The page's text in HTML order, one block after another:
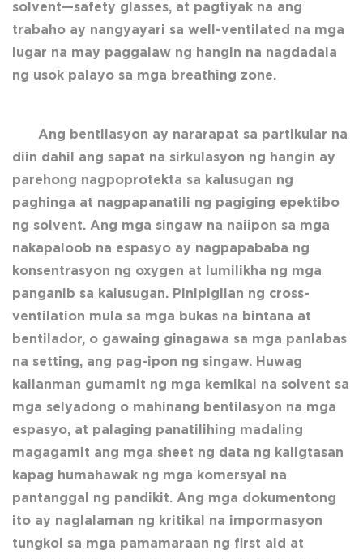
solvent—safety glasses, at pagtiyak na ang
trabaho ay nangyayari sa well-ventilated na mga
lugar na may paggalaw ng hangin na nagdadala
ng usok palayo sa mga breathing zone.
Ang bentilasyon ay nararapat sa partikular na
diin dahil ang sapat na sirkulasyon ng hangin ay
parehong nagpoprotekta sa kalusugan ng
paghinga at nagpapanatili ng pagiging epektibo
ng solvent. Ang mga singaw na naiipon sa mga
nakapaloob na espasyo ay nagpapababa ng
konsentrasyon ng oxygen at lumilikha ng mga
panganib sa kalusugan. Pinipigilan ng cross-
ventilation mula sa mga bukas na bintana at
bentilador, o gawaing ginagawa sa mga panlabas
na setting, ang pag-ipon ng singaw. Huwag
kailanman gumamit ng mga kemikal na solvent sa
mga selyadong o mahinang bentilasyon na mga
espasyo, at palaging panatilihing madaling
magagamit ang mga sheet ng data ng kaligtasan
kapag humahawak ng mga komersyal na
pantanggal ng pandikit. Ang mga dokumentong
ito ay naglalaman ng kritikal na impormasyon
tungkol sa mga pamamaraan ng first aid at